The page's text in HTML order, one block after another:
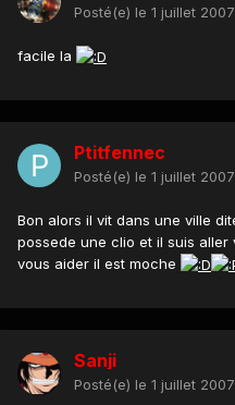
Posté(e) le 1 juillet 2007
facile la
Ptitfennec
Posté(e) le 1 juillet 2007
Bon alors il vit dans une ville
possede une clio et il suis aller
vous aider il est moche
Sanji
Posté(e) le 1 juillet 2007